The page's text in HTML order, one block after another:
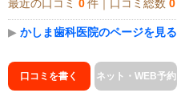
最近の口コミ 0 件｜口コミ総数 0
▶ かしま歯科医院のページを見る
口コミを書く ネット・WEB予約